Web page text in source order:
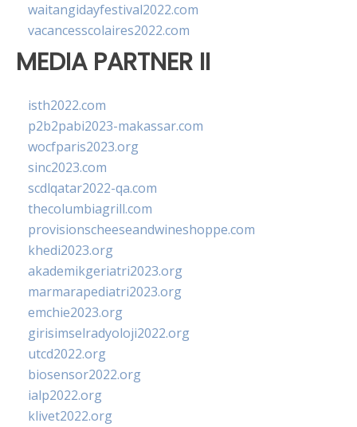
waitangidayfestival2022.com
vacancesscolaires2022.com
MEDIA PARTNER II
isth2022.com
p2b2pabi2023-makassar.com
wocfparis2023.org
sinc2023.com
scdlqatar2022-qa.com
thecolumbiagrill.com
provisionscheeseandwineshoppe.com
khedi2023.org
akademikgeriatri2023.org
marmarapediatri2023.org
emchie2023.org
girisimselradyoloji2022.org
utcd2022.org
biosensor2022.org
ialp2022.org
klivet2022.org